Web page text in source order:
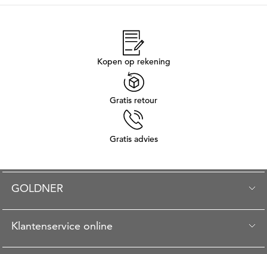
Kopen op rekening
Gratis retour
Gratis advies
GOLDNER
Klantenservice online